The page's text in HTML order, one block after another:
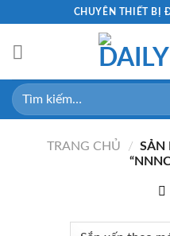
content
CHUYÊN THIẾT BỊ
Tìm
kiếm:
TRANG CHỦ / SẢN